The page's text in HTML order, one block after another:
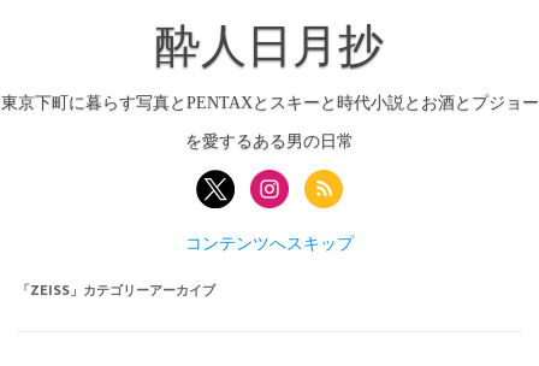
酔人日月抄
東京下町に暮らす写真とPENTAXとスキーと時代小説とお酒とプジョー
を愛するある男の日常
コンテンツへスキップ
「ZEISS 」カテゴリーアーカイブ